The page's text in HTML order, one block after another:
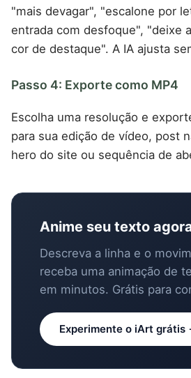
"mais devagar", "escalone por
entrada com desfoque", "deixe
cor de destaque". A IA ajusta
Passo 4: Exporte como MP4
Escolha uma resolução e
para sua edição de vídeo, post
hero do site ou sequência de
Anime seu texto
Descreva a linha e o
receba uma animação de
em minutos. Grátis para
Experimente o iArt grátis